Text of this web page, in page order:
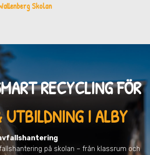
Skolan
RECYCLING FÖR
UTBILDNING I ALBY
på skolan – från klassrum och